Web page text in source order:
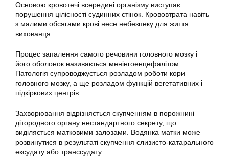
Основою кровотечі всередині організму виступає
порушення цілісності судинних стінок. Крововтрата навіть
з малими обсягами крові несе небезпеку для життя
вихованця.
Процес запалення самого речовини головного мозку і
його оболонок називається менінгоенцефалітом.
Патологія супроводжується розладом роботи кори
головного мозку, а ще розладом функцій вегетативних і
підкіркових центрів.
Захворювання відрізняється скупченням в порожнині
дітородного органу нестандартного секрету, що
виділяється матковими залозами. Водянка матки може
розвинутися в результаті скупчення слизисто-катарального
ексудату або транссудату.